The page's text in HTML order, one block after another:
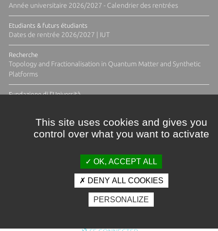
Année universitaire 2026/2027 - Calendrier des rentrées
Etudiants & futurs étudiants
Dates de rentrée 2026/2027 | IUT
Recherche
Topology and Fractionalisation in Quantum Matter and Synthetic
Platforms
Fundazione di l'Università
Crédits et mentions légales
Espace presse
Photothèque
This site uses cookies and gives you
control over what you want to activate
OK, ACCEPT ALL
DENY ALL COOKIES
PERSONALIZE